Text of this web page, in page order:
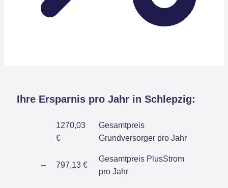
Ihre Ersparnis pro Jahr in Schlepzig:
1270,03
€
Gesamtpreis
Grundversorger pro Jahr
– 797,13 €
Gesamtpreis PlusStrom
pro Jahr